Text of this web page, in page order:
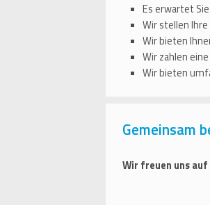
Es erwartet
Wir stellen
Wir bieten
Wir zahlen
Wir bieten
Gemeinsam
Wir freuen uns